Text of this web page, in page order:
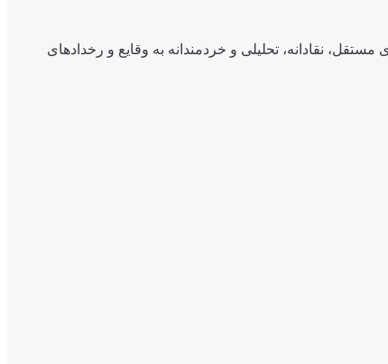
نقادانه، تحلیلی و خردمندانه به وقایع و رخدادهای